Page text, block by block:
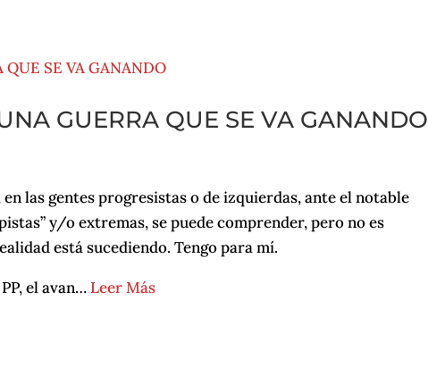
GUERRA QUE SE VA GANANDO
las gentes progresistas o de izquierdas, ante el notable
y/o extremas, se puede comprender, pero no es
está sucediendo. Tengo para mí.
el avan… Leer Más